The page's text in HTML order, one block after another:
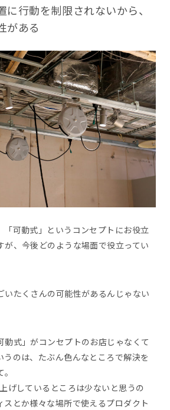
に行動を制限されないから、
がある
可動式」というコンセプトにお役立
が、今後どのような場面で役立ってい
いたくさんの可能性があるんじゃない
動式」がコンセプトのお店じゃなくて
うのは、たぶん色んなところで解決を
げしているところは少ないと思うの
スとか様々な場所で使えるプロダクト